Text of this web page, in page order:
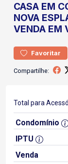
CASA EM
NOVA
VENDA EM
Favoritar
Compartilhe:
Total para
Condomínio
IPTU
Venda